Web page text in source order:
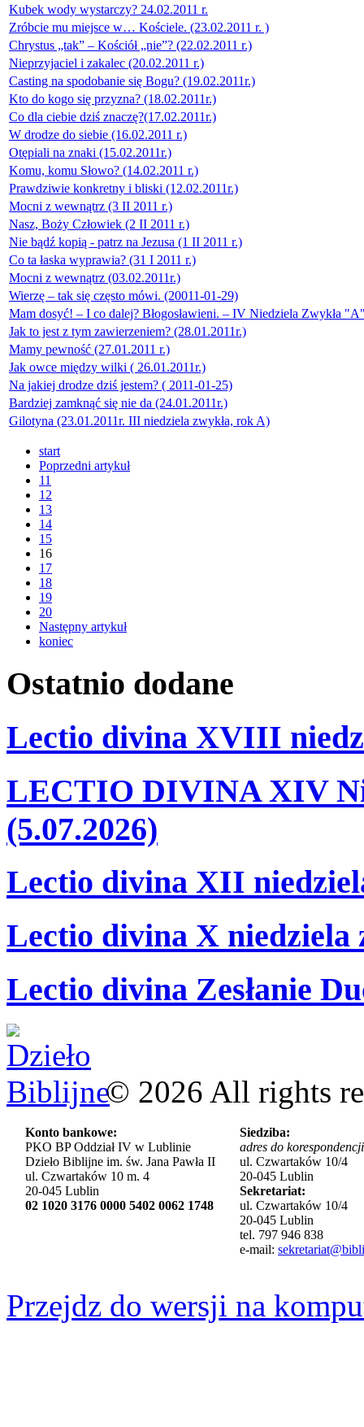
Kubek wody wystarczy? 24.02.2011 r.
Zróbcie mu miejsce w… Kościele. (23.02.2011 r. )
Chrystus „tak” – Kościół „nie”? (22.02.2011 r.)
Nieprzyjaciel i zakalec (20.02.2011 r.)
Casting na spodobanie się Bogu? (19.02.2011r.)
Kto do kogo się przyzna? (18.02.2011r.)
Co dla ciebie dziś znaczę?(17.02.2011r.)
W drodze do siebie (16.02.2011 r.)
Otępiali na znaki (15.02.2011r.)
Komu, komu Słowo? (14.02.2011 r.)
Prawdziwie konkretny i bliski (12.02.2011r.)
Mocni z wewnątrz (3 II 2011 r.)
Nasz, Boży Człowiek (2 II 2011 r.)
Nie bądź kopią - patrz na Jezusa (1 II 2011 r.)
Co ta łaska wyprawia? (31 I 2011 r.)
Mocni z wewnątrz (03.02.2011r.)
Wierzę – tak się często mówi. (20011-01-29)
Mam dosyć! – I co dalej? Błogosławieni. – IV Niedziela Zwykła
Jak to jest z tym zawierzeniem? (28.01.2011r.)
Mamy pewność (27.01.2011 r.)
Jak owce między wilki ( 26.01.2011r.)
Na jakiej drodze dziś jestem? ( 2011-01-25)
Bardziej zamknąć się nie da (24.01.2011r.)
Gilotyna (23.01.2011r. III niedziela zwykła, rok A)
start
Poprzedni artykuł
11
12
13
14
15
16
17
18
19
20
Następny artykuł
koniec
Ostatnio dodane
Lectio divina XVIII
LECTIO DIVINA XIV
(5.07.2026)
Lectio divina XII
Lectio divina X niedziela
Lectio divina Zesłanie
© 2026 All rights
Konto bankowe:
PKO BP Oddział IV w Lublinie
Dzieło Biblijne im. św. Jana Pawła II
ul. Czwartaków 10 m. 4
20-045 Lublin
02 1020 3176 0000 5402 0062 1748
Siedziba:
adres do
ul. Czwartaków 10/4
20-045 Lublin
Sekretariat:
ul. Czwartaków 10/4
20-045 Lublin
tel. 797 946 838
e-mail:
Przejdz do wersji na